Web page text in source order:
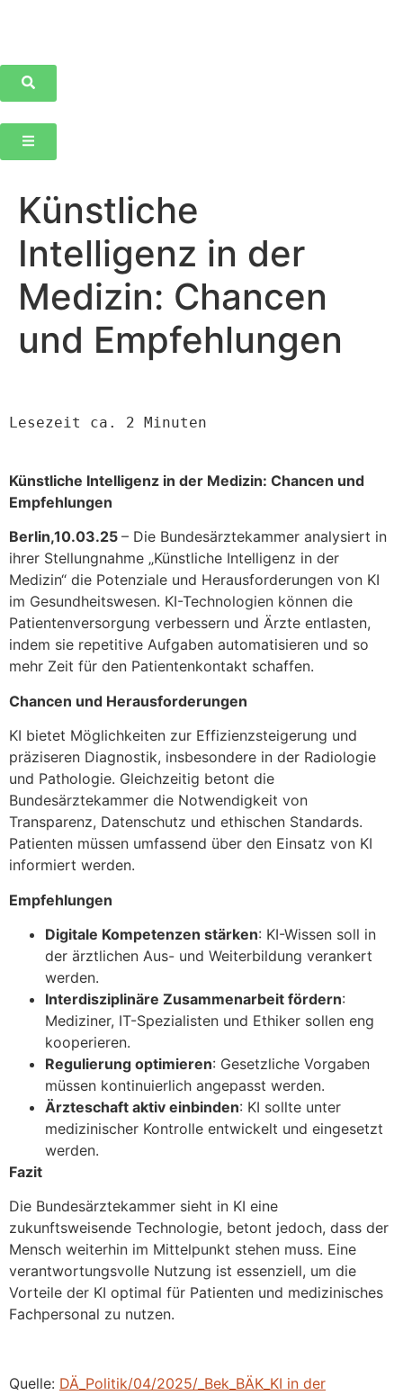
Künstliche
Intelligenz in der
Medizin: Chancen
und Empfehlungen
Lesezeit ca. 2 Minuten
Künstliche Intelligenz in der Medizin: Chancen und
Empfehlungen
Berlin,10.03.25 – Die Bundesärztekammer analysiert in
ihrer Stellungnahme „Künstliche Intelligenz in der
Medizin“ die Potenziale und Herausforderungen von KI
im Gesundheitswesen. KI-Technologien können die
Patientenversorgung verbessern und Ärzte entlasten,
indem sie repetitive Aufgaben automatisieren und so
mehr Zeit für den Patientenkontakt schaffen.
Chancen und Herausforderungen
KI bietet Möglichkeiten zur Effizienzsteigerung und
präziseren Diagnostik, insbesondere in der Radiologie
und Pathologie. Gleichzeitig betont die
Bundesärztekammer die Notwendigkeit von
Transparenz, Datenschutz und ethischen Standards.
Patienten müssen umfassend über den Einsatz von KI
informiert werden.
Empfehlungen
Digitale Kompetenzen stärken: KI-Wissen soll in
der ärztlichen Aus- und Weiterbildung verankert
werden.
Interdisziplinäre Zusammenarbeit fördern:
Mediziner, IT-Spezialisten und Ethiker sollen eng
kooperieren.
Regulierung optimieren: Gesetzliche Vorgaben
müssen kontinuierlich angepasst werden.
Ärzteschaft aktiv einbinden: KI sollte unter
medizinischer Kontrolle entwickelt und eingesetzt
werden.
Fazit
Die Bundesärztekammer sieht in KI eine
zukunftsweisende Technologie, betont jedoch, dass der
Mensch weiterhin im Mittelpunkt stehen muss. Eine
verantwortungsvolle Nutzung ist essenziell, um die
Vorteile der KI optimal für Patienten und medizinisches
Fachpersonal zu nutzen.
Quelle: DÄ_Politik/04/2025/_Bek_BÄK_KI in der